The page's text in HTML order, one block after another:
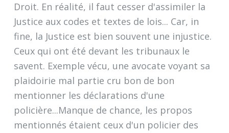
Droit. En réalité, il faut cesser d'assimiler la
Justice aux codes et textes de lois... Car, in
fine, la Justice est bien souvent une injustice.
Ceux qui ont été devant les tribunaux le
savent. Exemple vécu, une avocate voyant sa
plaidoirie mal partie cru bon de bon
mentionner les déclarations d'une
policière...Manque de chance, les propos
mentionnés étaient ceux d'un policier des